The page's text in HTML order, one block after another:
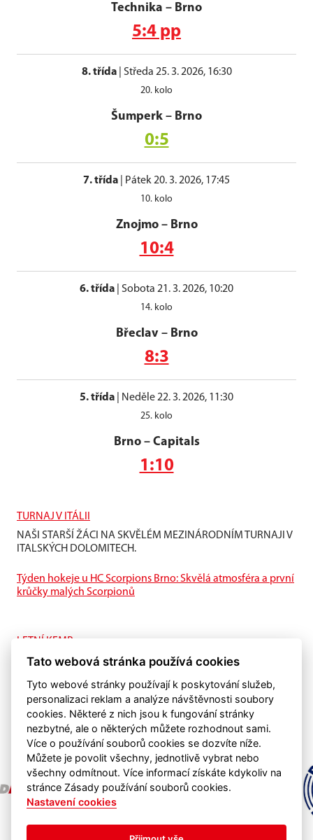
Technika – Brno
5:4 pp
8. třída| Středa 25. 3. 2026, 16:30
20. kolo
Šumperk – Brno
0:5
7. třída Pátek 20. 3. 2026, 17:45
10. kolo
Znojmo– Brno
10:4
6. třída Sobota 21. 3. 2026, 10:20
14. kolo
Břeclav– Brno
8:3
5. třída Neděle 22. 3. 2026, 11:30
25. kolo
Brno– Capitals
1:10
TURNAJ V ITÁLII
NAŠI STARŠÍ ŽÁCI NA SKVĚLÉM MEZINÁRODNÍM TURNAJI V
ITALSKÝCH DOLOMITECH.
Týden hokeje u HC Scorpions Brno: Skvělá atmosféra a první
krůčky malých Scorpionů
LETNÍ KEMP
I na ledě je letní příprava také důležitá.
Tato webová stránka používá cookies
Tyto webové stránky používají k poskytování služeb,
personalizaci reklam a analýze návštěvnosti soubory
cookies. Některé z nich jsou k fungování stránky
nezbytné, ale o některých můžete rozhodnout sami.
Více o používání souborů cookies se dozvíte níže.
Můžete je povolit všechny, jednotlivě vybrat nebo
všechny odmítnout. Více informací získáte kdykoliv na
stránce Zásady používání souborů cookies.
Nastavení cookies